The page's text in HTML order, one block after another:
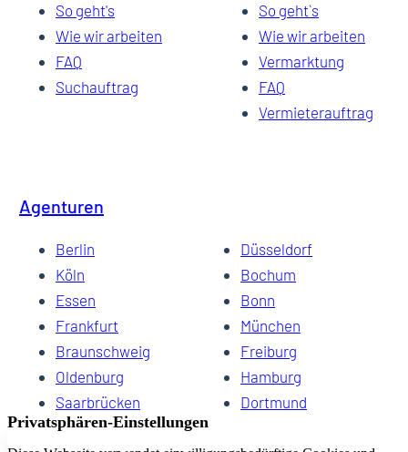
So geht's
Wie wir arbeiten
FAQ
Suchauftrag
So geht`s
Wie wir arbeiten
Vermarktung
FAQ
Vermieterauftrag
Agenturen
Berlin
Düsseldorf
Köln
Bochum
Essen
Bonn
Frankfurt
München
Braunschweig
Freiburg
Oldenburg
Hamburg
Saarbrücken
Dortmund
Hannover